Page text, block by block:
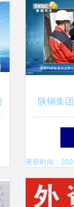
陕钢集
一起——
更新时间：